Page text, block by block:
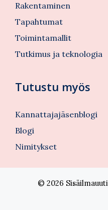
Rakentaminen
Tapahtumat
Toimintamallit
Tutkimus ja teknologia
Tutustu myös
Kannattajajäsenblogi
Blogi
Nimitykset
© 2026